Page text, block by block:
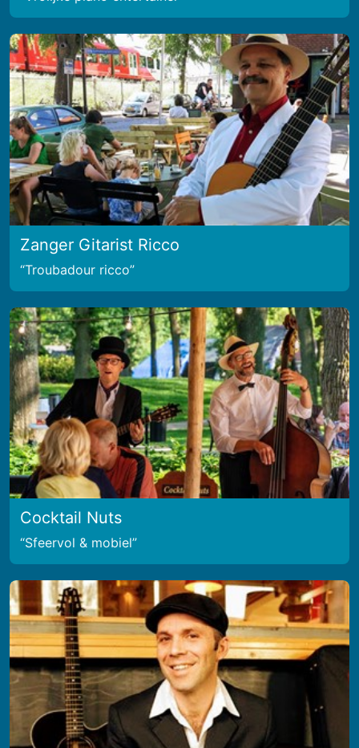
Zanger Gitarist Ricco
Troubadour ricco
Cocktail Nuts
Sfeervol & mobiel